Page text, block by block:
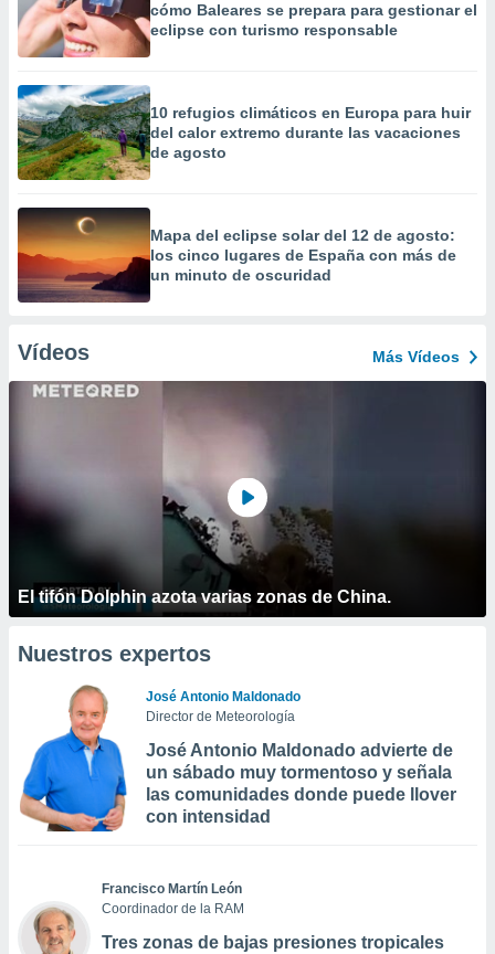
cómo Baleares se prepara para gestionar el
eclipse con turismo responsable
10 refugios climáticos en Europa para huir
del calor extremo durante las vacaciones
de agosto
Mapa del eclipse solar del 12 de agosto:
los cinco lugares de España con más de
un minuto de oscuridad
Vídeos Más Vídeos
El tifón Dolphin azota varias zonas de China.
Nuestros expertos
José Antonio Maldonado
Director de Meteorología
José Antonio Maldonado advierte de
un sábado muy tormentoso y señala
las comunidades donde puede llover
con intensidad
Francisco Martín León
Coordinador de la RAM
Tres zonas de bajas presiones tropicales